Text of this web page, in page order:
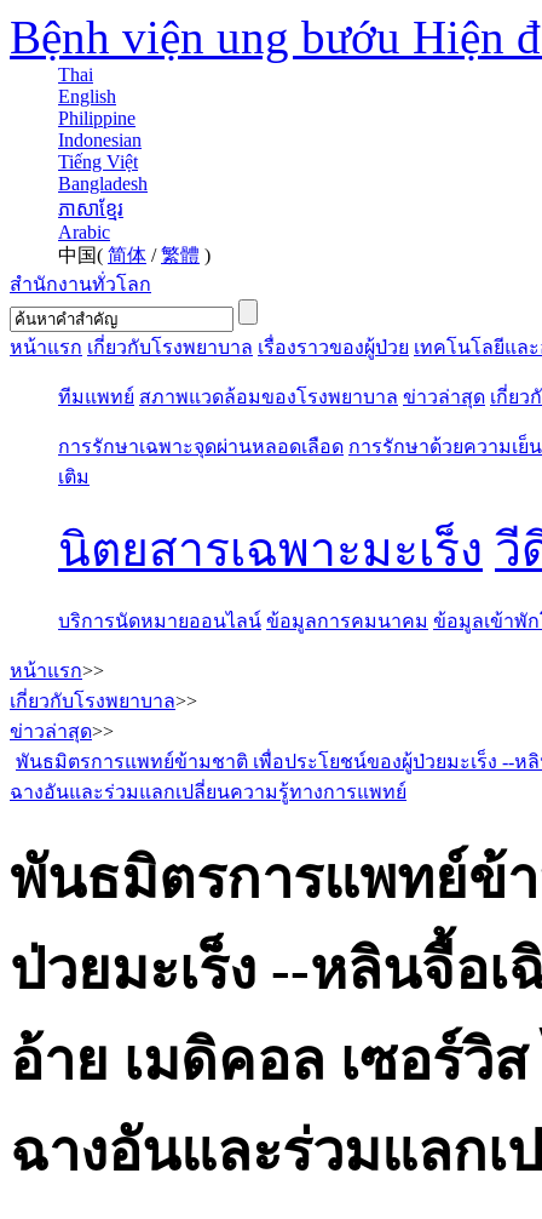
Bệnh viện ung bướu Hiện
Thai
English
Philippine
Indonesian
Tiếng Việt
Bangladesh
ភាសាខ្មែរ
Arabic
中国( 简体 /繁體 )
สำนักงานทั่วโลก
หน้าแรก เกี่ยวกับโรงพยาบาล เรื่องราวของผู้ป่วย เทคโนโลยีแล
ทีมแพทย์ สภาพแวดล้อมของโรงพยาบาล ข่าวล่าสุด เกี่ยว
การรักษาเฉพาะจุดผ่านหลอดเลือด การรักษาด้วยความเย็น
เติม
นิตยสารเฉพาะมะเร็ง วี
บริการนัดหมายออนไลน์ ข้อมูลการคมนาคม ข้อมูลเข้าพั
หน้าแรก>>
เกี่ยวกับโรงพยาบาล>>
ข่าวล่าสุด>>
พันธมิตรการแพทย์ข้ามชาติ เพื่อประโยชน์ของผู้ป่วยมะเร็ง --ห
ฉางอันและร่วมแลกเปลี่ยนความรู้ทางการแพทย์
พันธมิตรการแพทย์ข้
ป่วยมะเร็ง --หลินจื้อ
อ้าย เมดิคอล เซอร์วิ
ฉางอันและร่วมแลก